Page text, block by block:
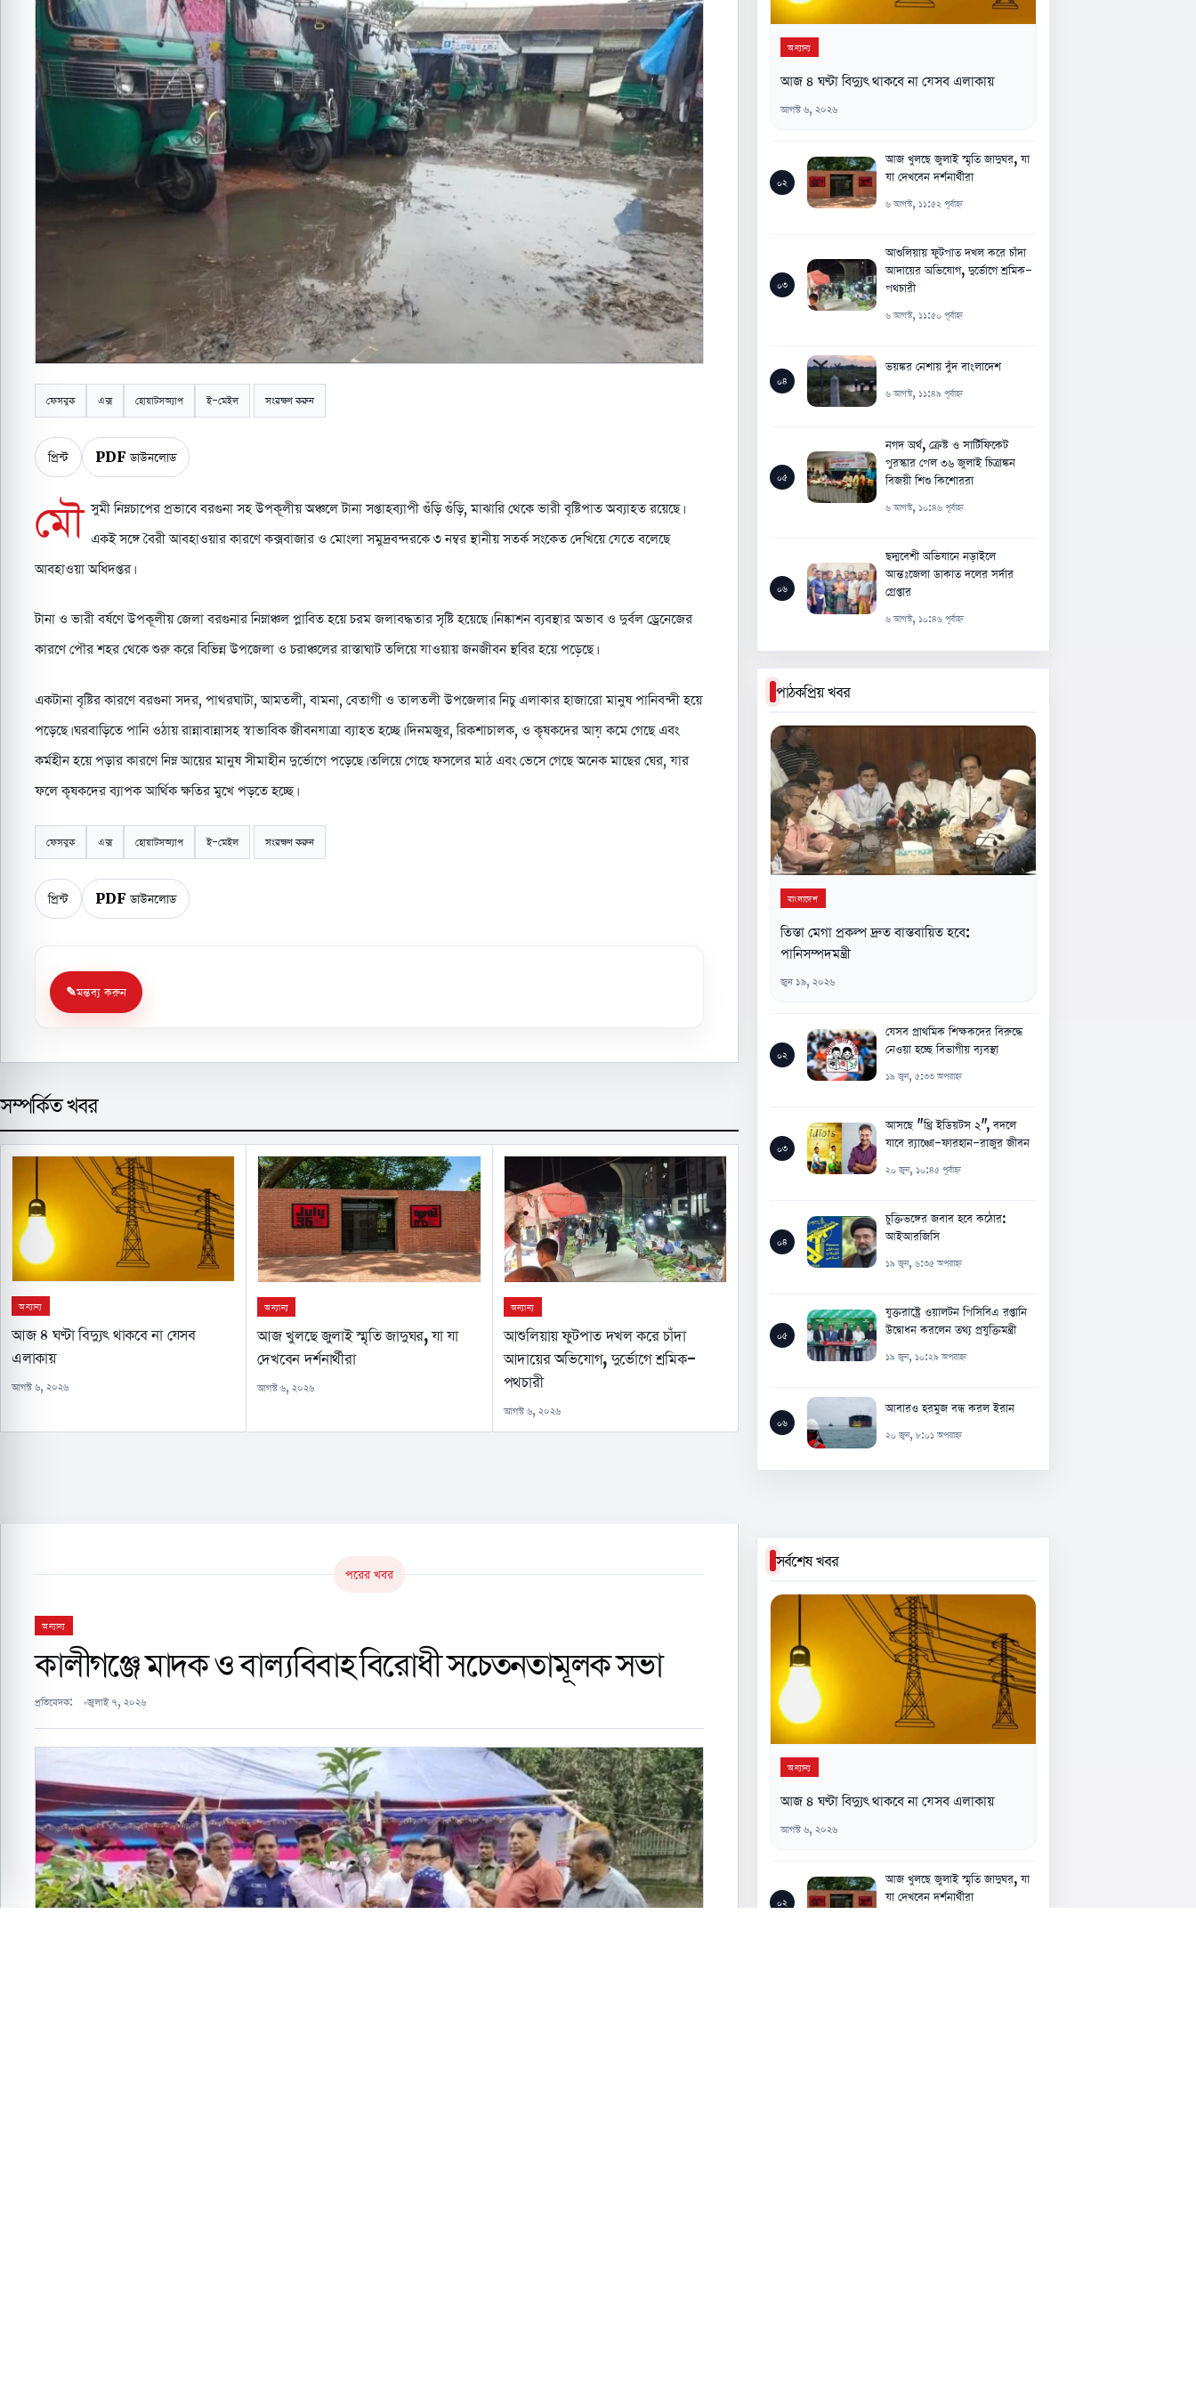
ফেসবুক এক্স হোয়াটসঅ্যাপ ই-মেইল সংরক্ষণ করুন
প্রিন্ট PDF ডাউনলোড
মৌ সুমী নিম্নচাপের প্রভাবে বরগুনা সহ উপকূলীয় অঞ্চলে টানা সপ্তাহব্যাপী গুঁড়ি গুঁড়ি, মাঝারি থেকে ভারী বৃষ্টিপাত অব্যাহত রয়েছে।
একই সঙ্গে বৈরী আবহাওয়ার কারণে কক্সবাজার ও মোংলা সমুদ্রবন্দরকে ৩ নম্বর স্থানীয় সতর্ক সংকেত দেখিয়ে যেতে বলেছে
আবহাওয়া অধিদপ্তর।
টানা ও ভারী বর্ষণে উপকূলীয় জেলা বরগুনার নিম্নাঞ্চল প্লাবিত হয়ে চরম জলাবদ্ধতার সৃষ্টি হয়েছে। নিষ্কাশন ব্যবস্থার অভাব ও দুর্বল ড্রেনেজের
কারণে পৌর শহর থেকে শুরু করে বিভিন্ন উপজেলা ও চরাঞ্চলের রাস্তাঘাট তলিয়ে যাওয়ায় জনজীবন স্থবির হয়ে পড়েছে।
একটানা বৃষ্টির কারণে বরগুনা সদর, পাথরঘাটা, আমতলী, বামনা, বেতাগী ও তালতলী উপজেলার নিচু এলাকার হাজারো মানুষ পানিবন্দী হয়ে
পড়েছে। ঘরবাড়িতে পানি ওঠায় রান্নাবান্নাসহ স্বাভাবিক জীবনযাত্রা ব্যাহত হচ্ছে। দিনমজুর, রিকশাচালক, ও কৃষকদের আয় কমে গেছে এবং
কর্মহীন হয়ে পড়ার কারণে নিম্ন আয়ের মানুষ সীমাহীন দুর্ভোগে পড়েছে। তলিয়ে গেছে ফসলের মাঠ এবং ভেসে গেছে অনেক মাছের ঘের, যার
ফলে কৃষকদের ব্যাপক আর্থিক ক্ষতির মুখে পড়তে হচ্ছে।
ফেসবুক এক্স হোয়াটসঅ্যাপ ই-মেইল সংরক্ষণ করুন
প্রিন্ট PDF ডাউনলোড
মন্তব্য করুন
সম্পর্কিত খবর
অন্যান্য
আজ ৪ ঘণ্টা বিদ্যুৎ থাকবে না যেসব
এলাকায়
আগস্ট ৬, ২০২৬
অন্যান্য
আজ খুলছে জুলাই স্মৃতি জাদুঘর, যা যা
দেখবেন দর্শনার্থীরা
আগস্ট ৬, ২০২৬
অন্যান্য
আশুলিয়ায় ফুটপাত দখল করে চাঁদা
আদায়ের অভিযোগ, দুর্ভোগে শ্রমিক-
পথচারী
আগস্ট ৬, ২০২৬
অন্যান্য
আজ ৪ ঘণ্টা বিদ্যুৎ থাকবে না যেসব এলাকায়
আগস্ট ৬, ২০২৬
০২
আজ খুলছে জুলাই স্মৃতি জাদুঘর, যা
যা দেখবেন দর্শনার্থীরা
৬ আগস্ট, ১১:৫২ পূর্বাহ্ন
০৩
আশুলিয়ায় ফুটপাত দখল করে চাঁদা
আদায়ের অভিযোগ, দুর্ভোগে শ্রমিক-
পথচারী
৬ আগস্ট, ১১:৫০ পূর্বাহ্ন
০৪
ভয়ঙ্কর নেশায় বুঁদ বাংলাদেশ
৬ আগস্ট, ১১:৪৯ পূর্বাহ্ন
০৫
নগদ অর্থ, ক্রেষ্ট ও সার্টিফিকেট
পুরস্কার পেল ৩৬ জুলাই চিত্রাঙ্কন
বিজয়ী শিশু কিশোররা
৬ আগস্ট, ১০:৪৬ পূর্বাহ্ন
০৬
ছদ্মবেশী অভিযানে নড়াইলে
আন্তঃজেলা ডাকাত দলের সর্দার
গ্রেপ্তার
৬ আগস্ট, ১০:৪৬ পূর্বাহ্ন
পাঠকপ্রিয় খবর
বাংলাদেশ
তিস্তা মেগা প্রকল্প দ্রুত বাস্তবায়িত হবে:
পানিসম্পদমন্ত্রী
জুন ১৯, ২০২৬
০২
যেসব প্রাথমিক শিক্ষকদের বিরুদ্ধে
নেওয়া হচ্ছে বিভাগীয় ব্যবস্থা
১৯ জুন, ৫:৩৩ অপরাহ্ন
০৩
আসছে "থ্রি ইডিয়টস ২", বদলে
যাবে র‍্যাঞ্চো-ফারহান-রাজুর জীবন
২০ জুন, ১০:৪৫ পূর্বাহ্ন
০৪
চুক্তিভঙ্গের জবাব হবে কঠোর:
আইআরজিসি
১৯ জুন, ৬:৩৫ অপরাহ্ন
০৫
যুক্তরাষ্ট্রে ওয়ালটন পিসিবিএ রপ্তানি
উদ্বোধন করলেন তথ্য প্রযুক্তিমন্ত্রী
১৯ জুন, ১০:২৯ অপরাহ্ন
০৬
আবারও হরমুজ বন্ধ করল ইরান
২০ জুন, ৮:০১ অপরাহ্ন
পরের খবর
অন্যান্য
কালীগঞ্জে মাদক ও বাল্যবিবাহ বিরোধী সচেতনতামূলক সভা
প্রতিবেদক: জুলাই ৭, ২০২৬
সর্বশেষ খবর
অন্যান্য
আজ ৪ ঘণ্টা বিদ্যুৎ থাকবে না যেসব এলাকায়
আগস্ট ৬, ২০২৬
০২
আজ খুলছে জুলাই স্মৃতি জাদুঘর, যা
যা দেখবেন দর্শনার্থীরা